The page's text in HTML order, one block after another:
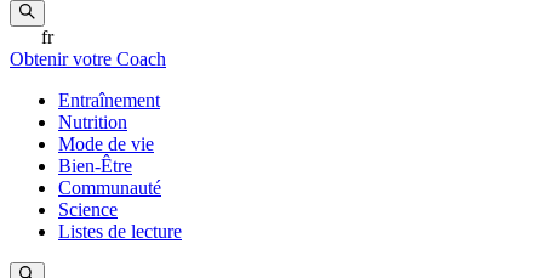
fr
Obtenir votre Coach
Entraînement
Nutrition
Mode de vie
Bien-Être
Communauté
Science
Listes de lecture